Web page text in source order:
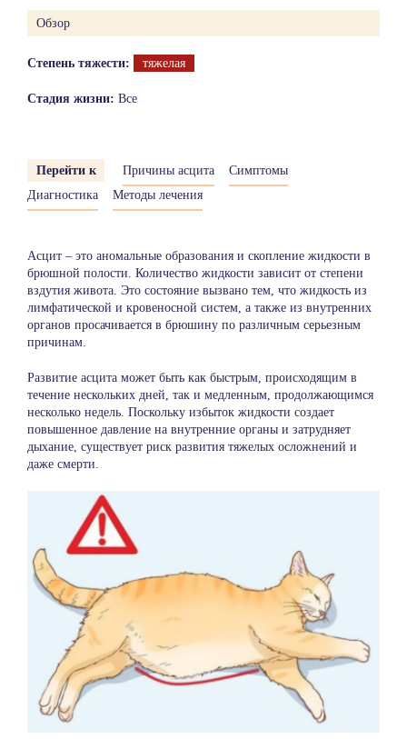
Обзор
Степень тяжести: тяжелая
Стадия жизни: Все
Перейти к Причины асцита
Симптомы
Диагностика
Методы лечения
Асцит – это аномальные образования и скопление жидкости в
брюшной полости. Количество жидкости зависит от степени
вздутия живота. Это состояние вызвано тем, что жидкость из
лимфатической и кровеносной систем, а также из внутренних
органов просачивается в брюшину по различным серьезным
причинам.
Развитие асцита может быть как быстрым, происходящим в
течение нескольких дней, так и медленным, продолжающимся
несколько недель. Поскольку избыток жидкости создает
повышенное давление на внутренние органы и затрудняет
дыхание, существует риск развития тяжелых осложнений и
даже смерти.